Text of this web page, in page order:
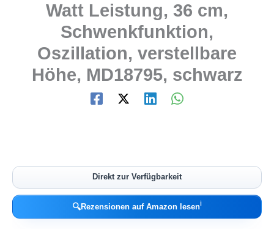
Watt Leistung, 36 cm,
Schwenkfunktion,
Oszillation, verstellbare
Höhe, MD18795, schwarz
Direkt zur Verfügbarkeit
🔍Rezensionen auf Amazon lesenℹ︎